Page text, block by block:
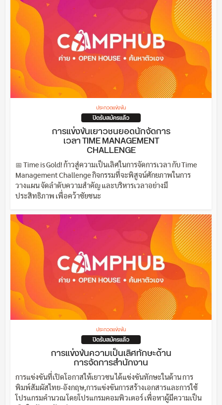
ประกวดแข่งขัน
ปิดรับสมัครแล้ว
การแข่งขันเยาวชนยอดนักจัดการ
เวลา TIME MANAGEMENT
CHALLENGE
📅 Time is Gold! ก้าวสู่ความเป็นเลิศในการจัดการเวลา กับ Time
Management Challenge กิจกรรมที่จะพิสูจน์ศักยภาพในการ
วางแผน จัดลำดับความสำคัญ และบริหารเวลาอย่างมี
ประสิทธิภาพ เพื่อคว้าชัยชนะ
ประกวดแข่งขัน
ปิดรับสมัครแล้ว
การแข่งขันความเป็นเลิศทักษะด้าน
การจัดการสำนักงาน
การแข่งขันที่เปิดโอกาสให้เยาวชน ได้แข่งขันทักษะในด้าน การ
พิมพ์สัมผัสไทย-อังกฤษ,การแข่งขันการสร้างเอกสารและการใช้
โปรแกรมคำนวณ โดยโปรแกรมคอมพิวเตอร์ เพื่อหาผู้มีความเป็น